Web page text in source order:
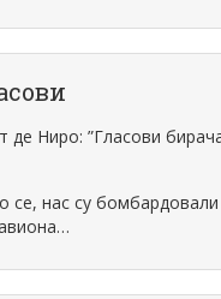
де Ниро: ”Гласови
се, нас су